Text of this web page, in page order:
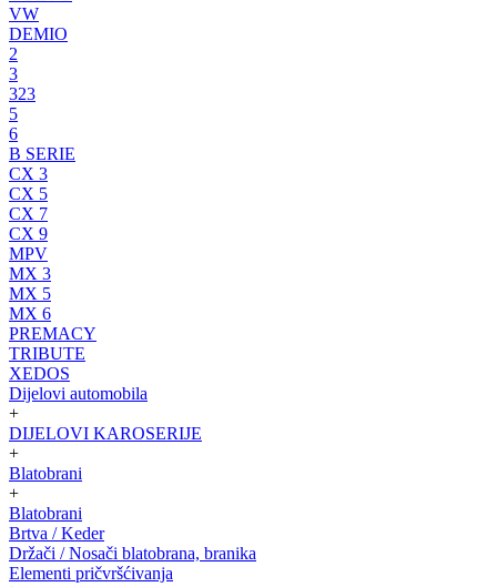
VW
DEMIO
2
3
323
5
6
B SERIE
CX 3
CX 5
CX 7
CX 9
MPV
MX 3
MX 5
MX 6
PREMACY
TRIBUTE
XEDOS
Dijelovi automobila
+
DIJELOVI KAROSERIJE
+
Blatobrani
+
Blatobrani
Brtva / Keder
Držači / Nosači blatobrana, branika
Elementi pričvršćivanja